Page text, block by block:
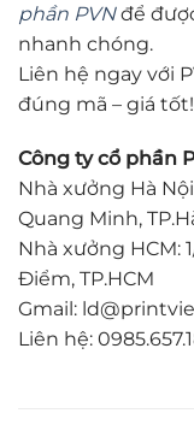
phần PVNđể
nhanh chóng.
Liên hệ ngay với
đúng mã – giá tốt!
Công ty cổ phần
Nhà xưởng Hà
Quang Minh,
Nhà xưởng HCM:
Điểm, TP.HCM
Gmail:
Liên hệ: